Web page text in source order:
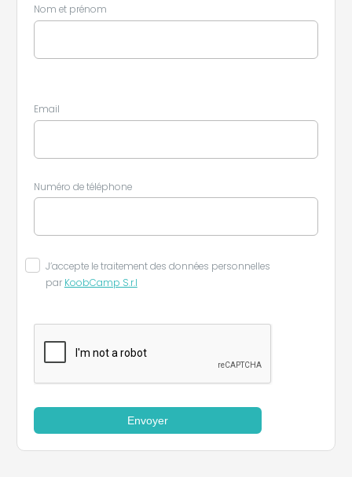
Nom et prénom
Email
Numéro de téléphone
J’accepte le traitement des données personnelles
par KoobCamp S.r.l
Envoyer